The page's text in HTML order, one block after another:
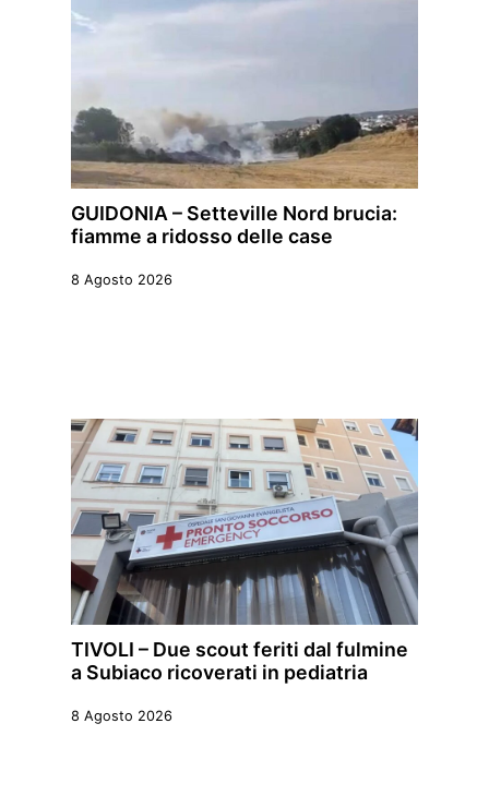
GUIDONIA – Setteville Nord brucia:
fiamme a ridosso delle case
8 Agosto 2026
TIVOLI – Due scout feriti dal fulmine
a Subiaco ricoverati in pediatria
8 Agosto 2026